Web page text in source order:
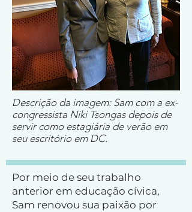
Descrição da imagem: Sam com a ex-
congressista Niki Tsongas depois de
servir como estagiária de verão em
seu escritório em DC.
Por meio de seu trabalho
anterior em educação cívica,
Sam renovou sua paixão por